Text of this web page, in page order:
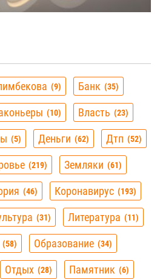
9 Банк 35
10 Власть 23
5 Деньги 62 Дтп 52
219 Земляки 61
46 Коронавирус 193
31 Литература 11
58 Образование 34
Отдых 28 Памятник 6